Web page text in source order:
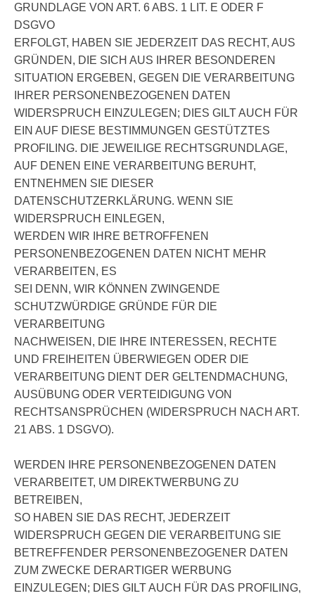
GRUNDLAGE VON ART. 6 ABS. 1 LIT. E ODER F
DSGVO
ERFOLGT, HABEN SIE JEDERZEIT DAS RECHT, AUS
GRÜNDEN, DIE SICH AUS IHRER BESONDEREN
SITUATION ERGEBEN, GEGEN DIE VERARBEITUNG
IHRER PERSONENBEZOGENEN DATEN
WIDERSPRUCH EINZULEGEN; DIES GILT AUCH FÜR
EIN AUF DIESE BESTIMMUNGEN GESTÜTZTES
PROFILING. DIE JEWEILIGE RECHTSGRUNDLAGE,
AUF DENEN EINE VERARBEITUNG BERUHT,
ENTNEHMEN SIE DIESER
DATENSCHUTZERKLÄRUNG. WENN SIE
WIDERSPRUCH EINLEGEN,
WERDEN WIR IHRE BETROFFENEN
PERSONENBEZOGENEN DATEN NICHT MEHR
VERARBEITEN, ES
SEI DENN, WIR KÖNNEN ZWINGENDE
SCHUTZWÜRDIGE GRÜNDE FÜR DIE
VERARBEITUNG
NACHWEISEN, DIE IHRE INTERESSEN, RECHTE
UND FREIHEITEN ÜBERWIEGEN ODER DIE
VERARBEITUNG DIENT DER GELTENDMACHUNG,
AUSÜBUNG ODER VERTEIDIGUNG VON
RECHTSANSPRÜCHEN (WIDERSPRUCH NACH ART.
21 ABS. 1 DSGVO).
WERDEN IHRE PERSONENBEZOGENEN DATEN
VERARBEITET, UM DIREKTWERBUNG ZU
BETREIBEN,
SO HABEN SIE DAS RECHT, JEDERZEIT
WIDERSPRUCH GEGEN DIE VERARBEITUNG SIE
BETREFFENDER PERSONENBEZOGENER DATEN
ZUM ZWECKE DERARTIGER WERBUNG
EINZULEGEN; DIES GILT AUCH FÜR DAS PROFILING,